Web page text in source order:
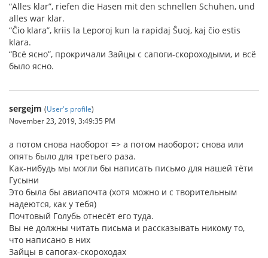
“Alles klar”, riefen die Hasen mit den schnellen Schuhen, und
alles war klar.
“Ĉio klara”, kriis la Leporoj kun la rapidaj Ŝuoj, kaj ĉio estis
klara.
“Всё ясно”, прокричали Зайцы с сапоги-скороходыми, и всё
было ясно.
sergejm (User's profile)
November 23, 2019, 3:49:35 PM
а потом снова наоборот => а потом наоборот; снова или
опять было для третьего раза.
Как-нибудь мы могли бы написать письмо для нашей тёти
Гусыни
Это была бы авиапочта (хотя можно и с творительным
надеются, как у тебя)
Почтовый Голубь отнесёт его туда.
Вы не должны читать письма и рассказывать никому то,
что написано в них
Зайцы в сапогах-скороходах